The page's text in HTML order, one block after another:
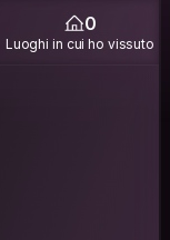
0
Luoghi in cui ho vissuto